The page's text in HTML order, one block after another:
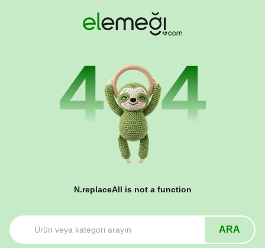
N.replaceAll is not a function
ARA